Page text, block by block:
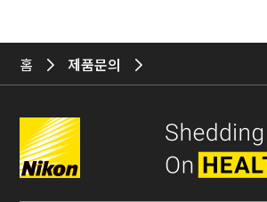
홈 제품문의